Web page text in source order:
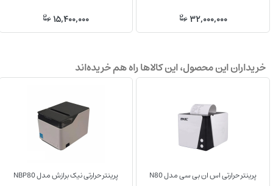
32,000,000
15,400,000
خریداران این محصول، این کالاها راه هم خریده‌اند
پرینتر حرارتی اس ان بی سی مدل N80 پرینتر حرارتی نیک برازش مدل NBP80